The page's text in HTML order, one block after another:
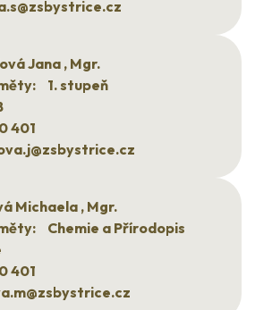
Jana , Mgr.
1. stupeň
401
Michaela , Mgr.
Chemie a Přírodopis
401